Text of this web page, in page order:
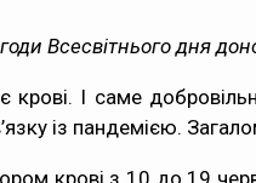
Всесвітнього дня
крові. І саме
із пандемією.
крові з 10 до 19